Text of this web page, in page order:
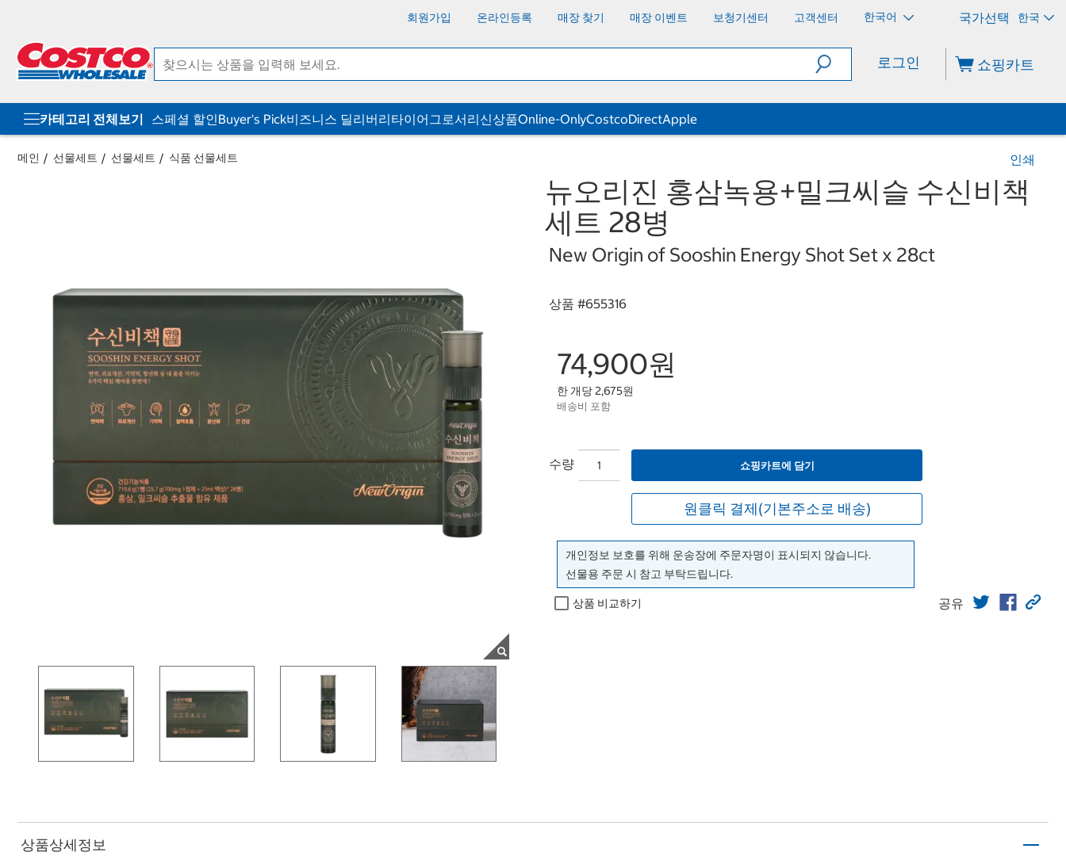
회원가입 온라인등록 매장 찾기 매장 이벤트 보청기센터 고객센터 한국어 한국
로그인 쇼핑카트
카테고리 전체보기 스페셜 할인Buyer's Pick비즈니스 딜리버리타이어그로서리신상품Online-OnlyCostcoDirectApple
메인 선물세트 선물세트 식품 선물세트 인쇄
뉴오리진 홍삼녹용+밀크씨슬 수신비책
세트 28병
New Origin of Sooshin Energy Shot Set x 28ct
상품 #655316
74,900원
한 개당 2,675원
배송비 포함
수량 쇼핑카트에 담기
원클릭 결제(기본주소로 배송)
개인정보 보호를 위해 운송장에 주문자명이 표시되지 않습니다.
선물용 주문 시 참고 부탁드립니다.
상품 비교하기 공유
상품상세정보